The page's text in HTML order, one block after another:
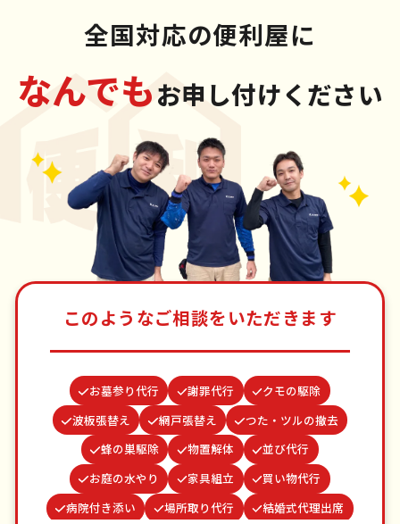
全国対応の便利屋に
なんでもお申し付けください
このようなご相談をいただきます
お墓参り代行 謝罪代行
クモの駆除
波板張替え
網戸張替え
つた・ツルの撤去
蜂の巣駆除
物置解体
並び代行
お庭の水やり
家具組立
買い物代行
病院付き添い
場所取り代行
結婚式代理出席